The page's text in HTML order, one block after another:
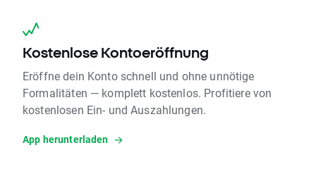
Kostenlose Kontoeröffnung
Eröffne dein Konto schnell und ohne unnötige
Formalitäten — komplett kostenlos. Profitiere von
kostenlosen Ein- und Auszahlungen.
App herunterladen